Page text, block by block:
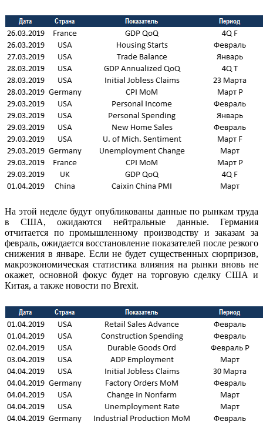
На этой неделе будут опубликованы данные по рынкам труда
в США, ожидаются нейтральные данные. Германия
отчитается по промышленному производству и заказам за
февраль, ожидается восстановление показателей после резкого
снижения в январе. Если не будет существенных сюрпризов,
макроэкономическая статистика влияния на рынки вновь не
окажет, основной фокус будет на торговую сделку США и
Китая, а также новости по Brexit.